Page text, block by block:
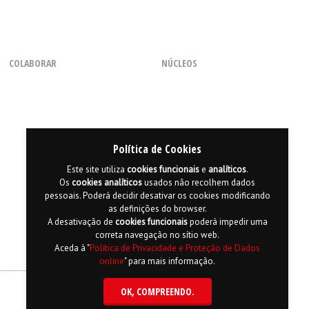
Política de Cookies
Este site utiliza cookiesfuncionaise analíticos.
Os cookies analíticosusados não recolhem dados
pessoais. Poderá decidir desativar os cookies modificando
as definições do browser.
A desativação de cookiesfuncionaispoderá impedir uma
correta navegação no sítio web.
Aceda à "Política de Privacidade e Proteção de Dados
online" para mais informação.
OK, COMPREENDO.
COLABORAR
NÚCLEOS
Regional do Sul
Política de Privacidade e Proteção de Dados